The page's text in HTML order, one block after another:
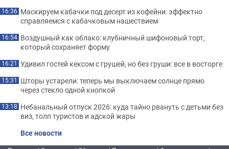
16:36 Маскируем кабачки под десерт из кофейни: эффектно
справляемся с кабачковым нашествием
16:54 Воздушный как облако: клубничный шифоновый торт,
который сохраняет форму
16:21 Удивил гостей кексом с грушей, но без груши: все в восторге
15:31 Шторы устарели: теперь мы выключаем солнце прямо
через стекло одной кнопкой
13:18 Небанальный отпуск 2026: куда тайно рвануть с детьми без
виз, толп туристов и адской жары
Все новости